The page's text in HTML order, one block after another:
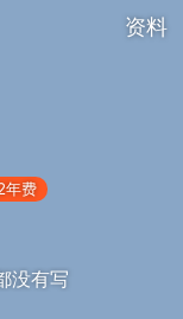
资料
年费
没有写